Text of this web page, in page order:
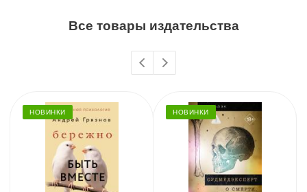
Все товары издательства
НОВИНКИ НОВИНКИ